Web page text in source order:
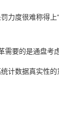
力度很难称得上
要的是通盘考虑
计数据真实性的